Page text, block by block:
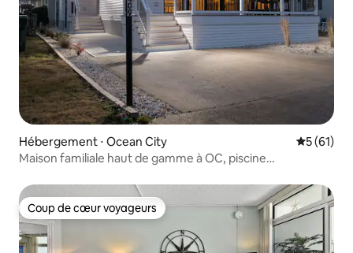
Hébergement ⋅ Ocean City
5 (61)
Maison familiale haut de gamme à OC, piscine
Coup de cœur voyageurs
Coup de cœur voyageurs